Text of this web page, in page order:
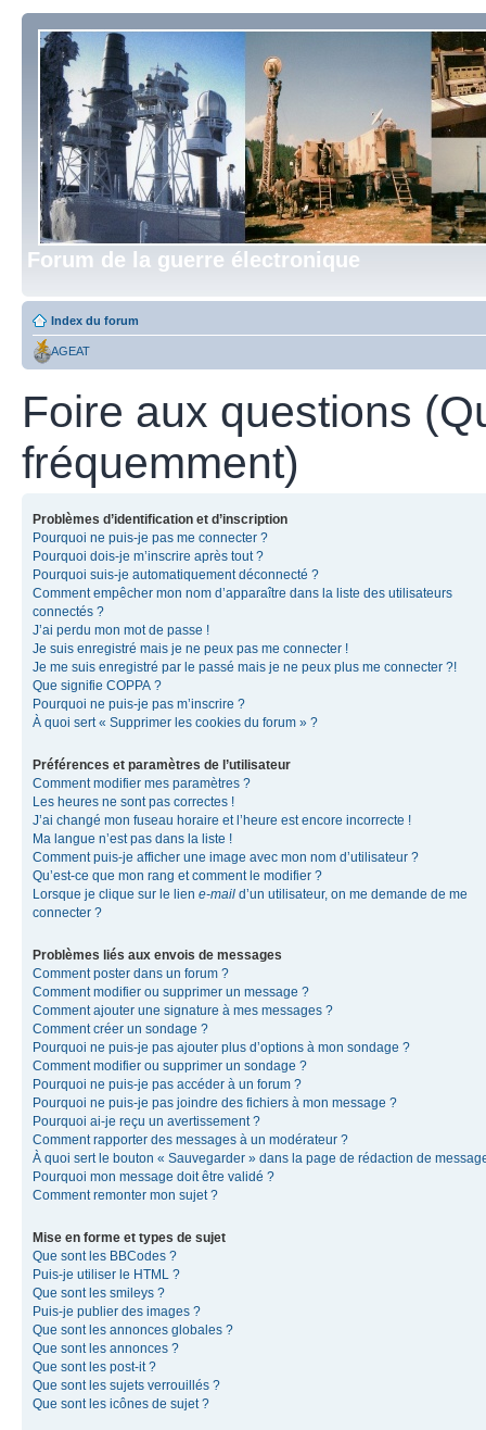
Forum de la guerre électronique
Index du forum
AGEAT
Foire aux questions
fréquemment)
Problèmes d’identification et d’inscription
Pourquoi ne puis-je pas me connecter ?
Pourquoi dois-je m’inscrire après tout ?
Pourquoi suis-je automatiquement déconnecté ?
Comment empêcher mon nom d’apparaître dans la liste des utilisateurs
connectés ?
J’ai perdu mon mot de passe !
Je suis enregistré mais je ne peux pas me connecter !
Je me suis enregistré par le passé mais je ne peux plus me connecter ?!
Que signifie COPPA ?
Pourquoi ne puis-je pas m’inscrire ?
À quoi sert « Supprimer les cookies du forum » ?
Préférences et paramètres de l’utilisateur
Comment modifier mes paramètres ?
Les heures ne sont pas correctes !
J’ai changé mon fuseau horaire et l’heure est encore incorrecte !
Ma langue n’est pas dans la liste !
Comment puis-je afficher une image avec mon nom d’utilisateur ?
Qu’est-ce que mon rang et comment le modifier ?
Lorsque je clique sur le lien e-mail d’un utilisateur, on me demande de me
connecter ?
Problèmes liés aux envois de messages
Comment poster dans un forum ?
Comment modifier ou supprimer un message ?
Comment ajouter une signature à mes messages ?
Comment créer un sondage ?
Pourquoi ne puis-je pas ajouter plus d’options à mon sondage ?
Comment modifier ou supprimer un sondage ?
Pourquoi ne puis-je pas accéder à un forum ?
Pourquoi ne puis-je pas joindre des fichiers à mon message ?
Pourquoi ai-je reçu un avertissement ?
Comment rapporter des messages à un modérateur ?
À quoi sert le bouton « Sauvegarder » dans la page de rédaction de
Pourquoi mon message doit être validé ?
Comment remonter mon sujet ?
Mise en forme et types de sujet
Que sont les BBCodes ?
Puis-je utiliser le HTML ?
Que sont les smileys ?
Puis-je publier des images ?
Que sont les annonces globales ?
Que sont les annonces ?
Que sont les post-it ?
Que sont les sujets verrouillés ?
Que sont les icônes de sujet ?